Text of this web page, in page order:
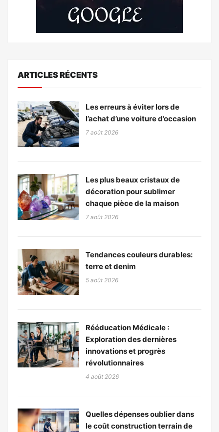
ARTICLES RÉCENTS
Les erreurs à éviter lors de
l’achat d’une voiture d’occasion
7 août 2026
Les plus beaux cristaux de
décoration pour sublimer
chaque pièce de la maison
7 août 2026
Tendances couleurs durables:
terre et denim
5 août 2026
Rééducation Médicale :
Exploration des dernières
innovations et progrès
révolutionnaires
4 août 2026
Quelles dépenses oublier dans
le coût construction terrain de